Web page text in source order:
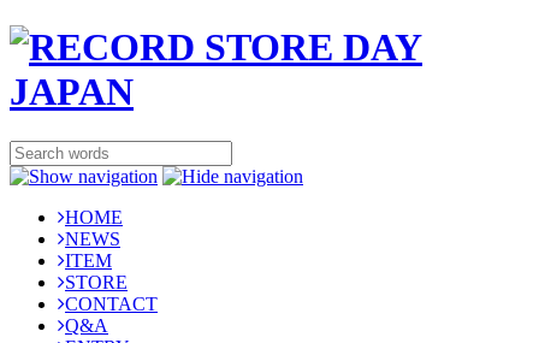
HOME
NEWS
ITEM
STORE
CONTACT
Q&A